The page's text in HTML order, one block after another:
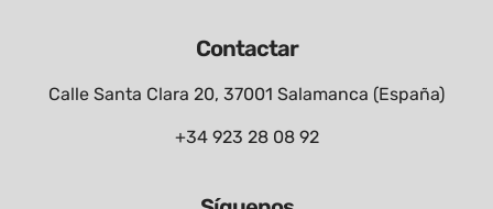
Contactar
Calle Santa Clara 20, 37001 Salamanca (España)
+34 923 28 08 92